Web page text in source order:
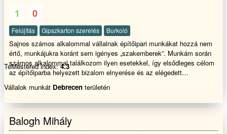
1 0
Felújítás Gipszkarton szerelés Burkoló
Sajnos számos alkalommal vállalnak építőipari munkákat hozzá nem
értő, munkájukra koránt sem igényes „szakemberek”. Munkám során
számos alkalommal találkozom ilyen esetekkel, így elsődleges célom
az építőiparba helyezett bizalom elnyerése és az elégedett
bármelyikre szüksége lenne, hívjon bizalommal és bebizonyítom, hogy
vannak még Magyarországon lelkiismeretes, megbízható és hozzáértő
szakemberek: Hideg-, meleg
burkolásTérkövezésHőszigetelésGipszkartonozás
TeMestered index:4.3
Vállalok munkát Debrecen területén
Balogh Mihály